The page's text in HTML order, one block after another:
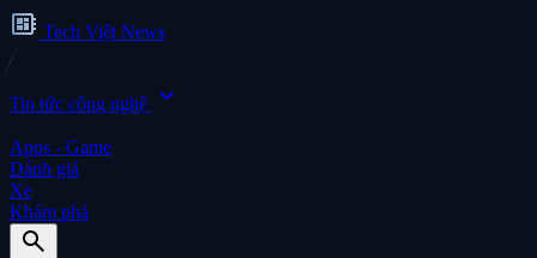
developer_board Tech Việt News
Tin tức công nghệ expand_more
Apps - Game
Đánh giá
Xe
Khám phá
search